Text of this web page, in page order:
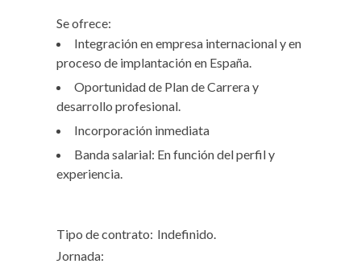
Se ofrece:
Integración en empresa internacional y en
proceso de implantación en España.
Oportunidad de Plan de Carrera y
desarrollo profesional.
Incorporación inmediata
Banda salarial: En función del perfil y
experiencia.
Tipo de contrato: Indefinido.
Jornada: